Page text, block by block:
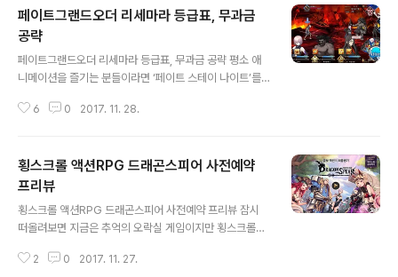
페이트그랜드오더 리세마라 등급표, 무과금
공략
페이트그랜드오더 리세마라 등급표, 무과금 공략 평소 애
니메이션을 즐기는 분들이라면 ‘페이트 스테이 나이트’를
이 감상했는데요. 에미야 시로와 세이버가 만나는 순간부
있는 이 녀석을 기반으로 한 모바일 게임. 페이트그랜드오
더가 지난 21일 국내에 출시되었습니다. 곧바로 양대 마켓
매출 상위권에 이름을 올리고 있는데요. 본문에서는, 일명
‘페그오’라 불리는 페이트/그랜드오더. 이를 시작하는 분들
께 도움이 될만한 초중반 팁을 전해드리려 합니다. 이미 즐
기고 계신 분들은 아시겠지만, 해당 게임은 원작의 느낌을
6 0 2017. 11. 28.
횡스크롤 액션RPG 드래곤스피어 사전예약
프리뷰
횡스크롤 액션RPG 드래곤스피어 사전예약 프리뷰 잠시
떠올려보면 지금은 추억의 오락실 게임이지만 횡스크롤이
여럿 있습니다. 던전앤드래곤, 닌자 베이스볼, 메탈 슬러그
2 0 2017. 11. 27.